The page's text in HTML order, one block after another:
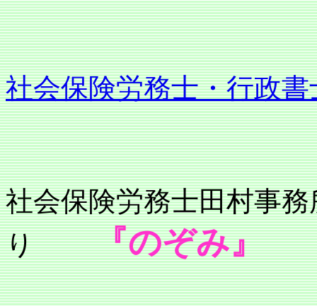
社会保険労務士・行政
社会保険労務士
り『のぞみ』